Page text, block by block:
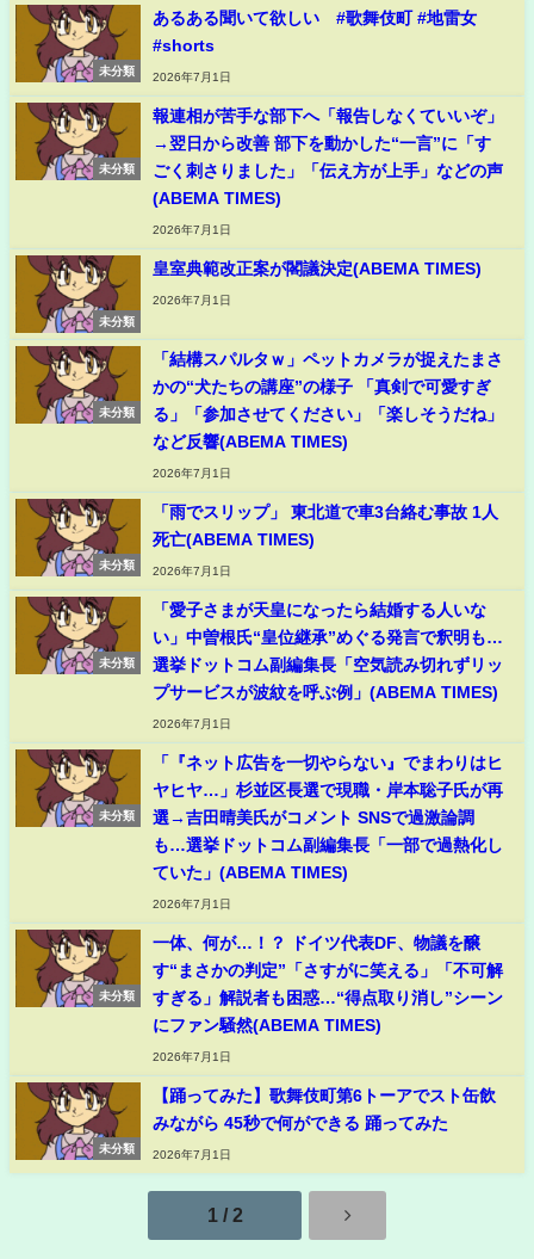
未分類
あるある聞いて欲しい #歌舞伎町 #地雷女
#shorts
2026年7月1日
未分類
報連相が苦手な部下へ「報告しなくていいぞ」
→翌日から改善 部下を動かした“一言”に「す
ごく刺さりました」「伝え方が上手」などの声
(ABEMA TIMES)
2026年7月1日
未分類
皇室典範改正案が閣議決定(ABEMA TIMES)
2026年7月1日
未分類
「結構スパルタｗ」ペットカメラが捉えたまさ
かの“犬たちの講座”の様子 「真剣で可愛すぎ
る」「参加させてください」「楽しそうだね」
など反響(ABEMA TIMES)
2026年7月1日
未分類
「雨でスリップ」 東北道で車3台絡む事故 1人
死亡(ABEMA TIMES)
2026年7月1日
未分類
「愛子さまが天皇になったら結婚する人いな
い」中曽根氏“皇位継承”めぐる発言で釈明も…
選挙ドットコム副編集長「空気読み切れずリッ
プサービスが波紋を呼ぶ例」(ABEMA TIMES)
2026年7月1日
未分類
「『ネット広告を一切やらない』でまわりはヒ
ヤヒヤ…」杉並区長選で現職・岸本聡子氏が再
選→吉田晴美氏がコメント SNSで過激論調
も…選挙ドットコム副編集長「一部で過熱化し
ていた」(ABEMA TIMES)
2026年7月1日
未分類
一体、何が…！？ ドイツ代表DF、物議を醸
す“まさかの判定”「さすがに笑える」「不可解
すぎる」解説者も困惑…“得点取り消し”シーン
にファン騒然(ABEMA TIMES)
2026年7月1日
未分類
【踊ってみた】歌舞伎町第6トーアでスト缶飲
みながら 45秒で何ができる 踊ってみた
2026年7月1日
1 / 2